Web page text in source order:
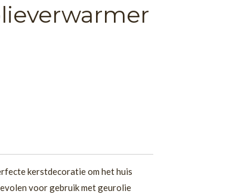
kerstdecoratie om het huis
voor gebruik met geurolie